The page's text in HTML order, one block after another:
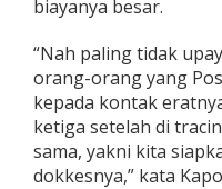
biayanya besar.
“Nah paling tidak
orang-orang yang
kepada kontak
ketiga setelah di
sama, yakni kita
dokkesnya,” kata